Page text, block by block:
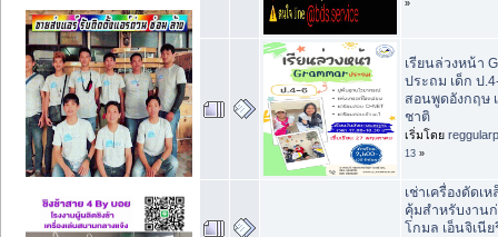
»
เรียนล่วงหน้า
ประถม เด็ก ป
สอนพูดอังกฤษ
ชาติ
เริ่มโดย
13 »
เช่าเครื่องดัดเ
คุ้มสำหรับงาน
โกมล เอ็นจิเนีย